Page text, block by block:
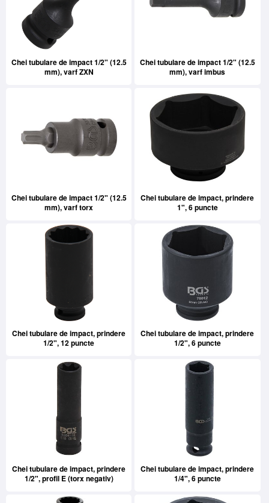
Chei tubulare de impact 1/2" (12.5
mm), varf ZXN
Chei tubulare de impact 1/2" (12.5
mm), varf imbus
Chei tubulare de impact 1/2" (12.5
mm), varf torx
Chei tubulare de impact, prindere
1", 6 puncte
Chei tubulare de impact, prindere
1/2", 12 puncte
Chei tubulare de impact, prindere
1/2", 6 puncte
Chei tubulare de impact, prindere
1/2", profil E (torx negativ)
Chei tubulare de impact, prindere
1/4", 6 puncte